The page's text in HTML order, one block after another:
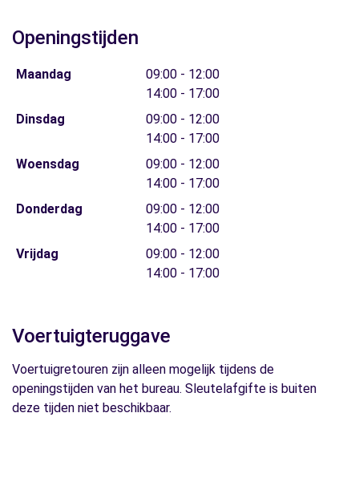
Openingstijden
Maandag
09:00 - 12:00
14:00 - 17:00
Dinsdag
09:00 - 12:00
14:00 - 17:00
Woensdag
09:00 - 12:00
14:00 - 17:00
Donderdag
09:00 - 12:00
14:00 - 17:00
Vrijdag
09:00 - 12:00
14:00 - 17:00
Voertuigteruggave
Voertuigretouren zijn alleen mogelijk tijdens de
openingstijden van het bureau. Sleutelafgifte is buiten
deze tijden niet beschikbaar.